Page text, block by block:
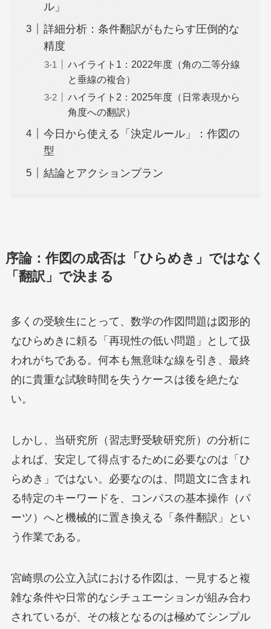
ル」
詳細分析：条件翻訳がもたらす圧倒的な
精度
ハイライト1：2022年度（角の二等分線
と垂線の複合）
ハイライト2：2025年度（日常表現から
角度への翻訳）
今日から使える「決定ルール」：作図の
型
結論とアクションプラン
序論：作図の成否は「ひらめき」ではなく
「翻訳」で決まる
多くの受験生にとって、数学の作図問題は図形的
なひらめきに頼る「再現性の低い問題」として扱
われがちである。何本も無意味な線を引き、最終
的に貴重な試験時間を失うケースは後を絶たな
い。
しかし、当研究所（習志野受験研究所）の分析に
よれば、安定して得点するために必要なのは「ひ
らめき」ではない。必要なのは、問題文に含まれ
る特定のキーワードを、コンパスの基本操作（パ
ーツ）へと機械的に置き換える「条件翻訳」とい
う作業である。
宮崎県の公立入試における作図は、一見すると複
雑な条件や日常的なシチュエーションが組み合わ
されているが、その核となるのは極めてシンプル